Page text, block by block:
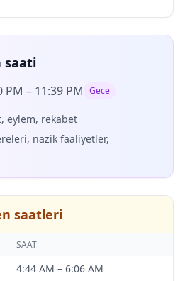
saati
PM – 11:39 PM Gece
eylem, rekabet
nazik faaliyetler,
saatleri
SAAT
4:44 AM – 6:06 AM